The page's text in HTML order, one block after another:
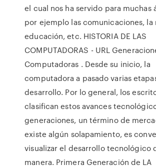
el cual nos ha servido para muchas
por ejemplo las comunicaciones, la
educación, etc. HISTORIA DE LAS
COMPUTADORAS - URL
Computadoras . Desde su inicio, la
computadora a pasado varias
desarrollo. Por lo general, los
clasifican estos avances
generaciones, un término de
existe algún solapamiento, es
visualizar el desarrollo tecnológico
manera. Primera Generación de LA